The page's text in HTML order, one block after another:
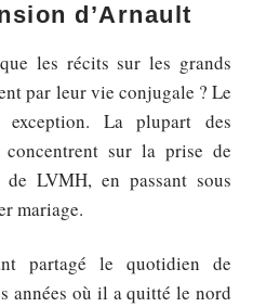
d’Arnault
les récits sur les grands
par leur vie conjugale ? Le
La plupart des
sur la prise de
LVMH, en passant sous
mariage.
partagé le quotidien de
années où il a quitté le nord